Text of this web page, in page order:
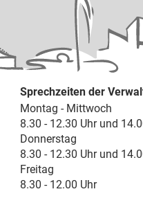
Sprechzeiten der
Montag - Mittwoch
8.30 - 12.30 Uhr und
Donnerstag
8.30 - 12.30 Uhr und
Freitag
8.30 - 12.00 Uhr